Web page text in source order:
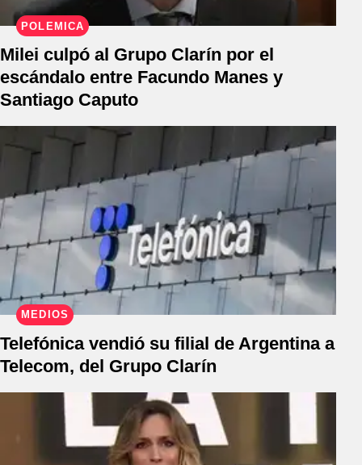
POLÉMICA
Milei culpó al Grupo Clarín por el
escándalo entre Facundo Manes y
Santiago Caputo
MEDIOS
Telefónica vendió su filial de Argentina a
Telecom, del Grupo Clarín